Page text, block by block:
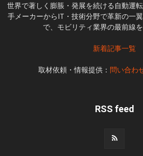
世界で著しく膨脹・発展を続ける自動運
手メーカーからIT・技術分野で革新の一
で、モビリティ業界の最前線を
新着記事一覧
取材依頼・情報提供： 問い合わ
RSS feed